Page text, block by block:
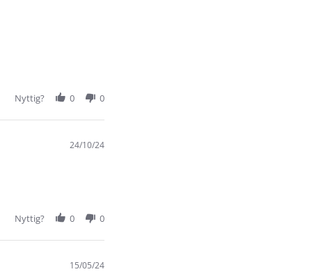
Nyttig? 0 0
24/10/24
Nyttig? 0 0
15/05/24